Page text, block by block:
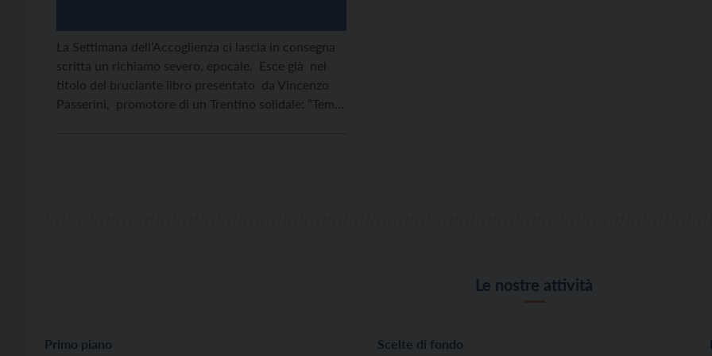
La Settimana dell’Accoglienza ci lascia in consegna
scritta un richiamo severo, epocale. Esce già nel
titolo del bruciante libro presentato da Vincenzo
Passerini, promotore di un Trentino solidale: “Tempi
Le nostre attività
Primo piano
Scelte di fondo